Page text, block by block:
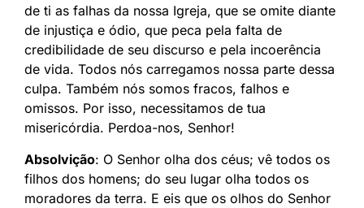
de ti as falhas da nossa Igreja, que se omite diante
de injustiça e ódio, que peca pela falta de
credibilidade de seu discurso e pela incoerência
de vida. Todos nós carregamos nossa parte dessa
culpa. Também nós somos fracos, falhos e
omissos. Por isso, necessitamos de tua
misericórdia. Perdoa-nos, Senhor!
Absolvição: O Senhor olha dos céus; vê todos os
filhos dos homens; do seu lugar olha todos os
moradores da terra. E eis que os olhos do Senhor